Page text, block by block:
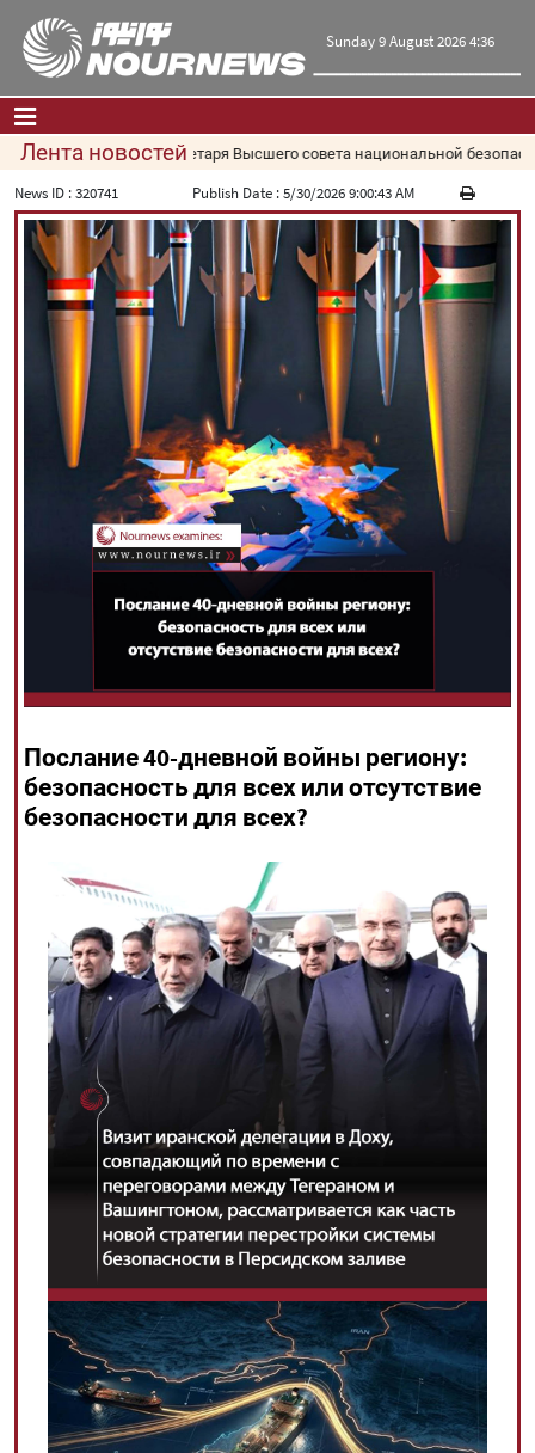
Sunday 9 August 2026 4:36
Главная|Контакты|О нас
Новости
Культура и общество
Экономика
Политика
взгляд
Мультимедиа
| فارسی|English|العربیه|
עברית|русский|中文|
All rights reserved for NourNews
Copyright © 2021 www.nournews.ir
Лента новостей
послание секретаря Высшего совета национальной
News ID :320741 Publish Date :5/30/2026 9:00:43 AM
Послание 40-дневной войны региону:
безопасность для всех или отсутствие
безопасности для всех?